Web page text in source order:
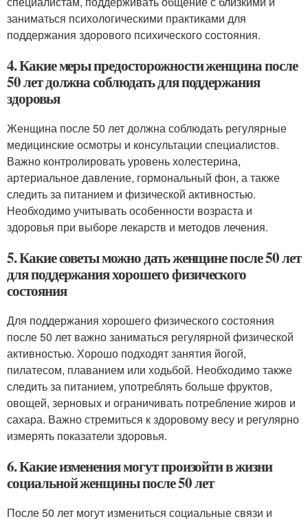
заниматься психологическими практиками для
поддержания здорового психического состояния.
4. Какие меры предосторожности женщина после
50 лет должна соблюдать для поддержания
здоровья
Женщина после 50 лет должна соблюдать регулярные
медицинские осмотры и консультации специалистов.
Важно контролировать уровень холестерина,
артериальное давление, гормональный фон, а также
следить за питанием и физической активностью.
Необходимо учитывать особенности возраста и
здоровья при выборе лекарств и методов лечения.
5. Какие советы можно дать женщине после 50 лет
для поддержания хорошего физического
состояния
Для поддержания хорошего физического состояния
после 50 лет важно заниматься регулярной физической
активностью. Хорошо подходят занятия йогой,
пилатесом, плаванием или ходьбой. Необходимо также
следить за питанием, употреблять больше фруктов,
овощей, зерновых и ограничивать потребление жиров и
сахара. Важно стремиться к здоровому весу и регулярно
измерять показатели здоровья.
6. Какие изменения могут произойти в жизни
социальной женщины после 50 лет
После 50 лет могут измениться социальные связи и